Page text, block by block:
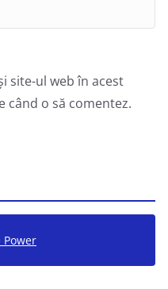
site-ul web în acest
o să comentez.
Power